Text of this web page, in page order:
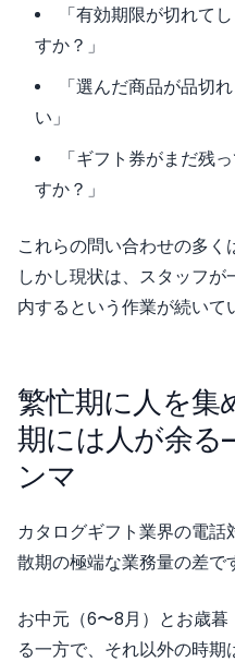
「有効期限が切れて
すか？」
「選んだ商品が品切
い」
「ギフト券がまだ残
すか？」
これらの問い合わせの多く
しかし現状は、スタッフ
内するという作業が続いて
繁忙期に人を集
期には人が余
ンマ
カタログギフト業界の電
散期の極端な業務量の差で
お中元（6〜8月）とお歳暮
る一方で、それ以外の時